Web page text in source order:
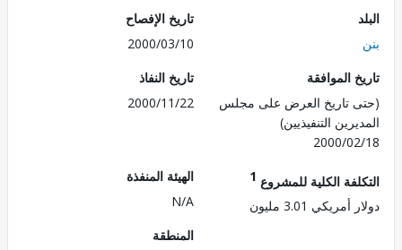
تاريخ الإفصاح
2000/03/10
الموافقة
تاريخ العرض على مجلس
التنفيذيين)
2000/
تاريخ النفاذ
2000/11/22
الكلية للمشروع1
3.01 مليون
الهيئة المنفذة